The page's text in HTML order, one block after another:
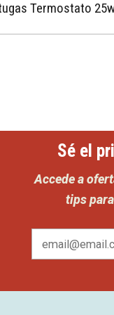
Termostato
Sé el
Accede a
tips